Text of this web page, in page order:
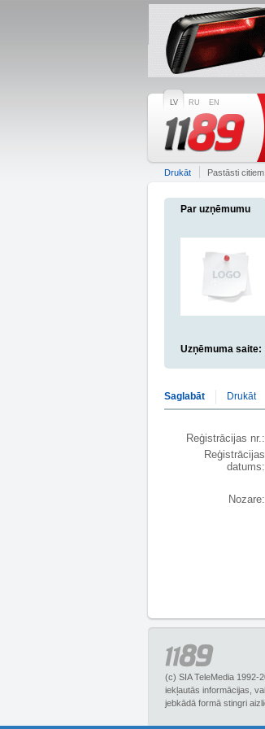
LV RU EN
Drukāt Pastāsti citiem:
Par uzņēmumu
Uzņēmuma saite:
Saglabāt Drukāt
Reģistrācijas nr.:
Reģistrācijas
datums:
Nozare:
(c) SIA TeleMedia 1992-
iekļautās informācijas,
jebkādā formā stingri